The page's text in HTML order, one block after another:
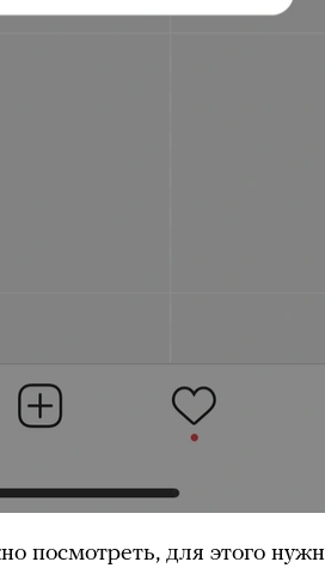
посмотреть, для этого